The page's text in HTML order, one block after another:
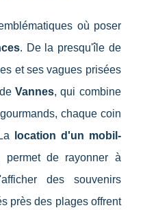
où poser
. De la presqu'île de
et ses vagues prisées
deVannes, qui combine
chaque coin
location d'un mobil-
de rayonner à
des souvenirs
près des plages offrent